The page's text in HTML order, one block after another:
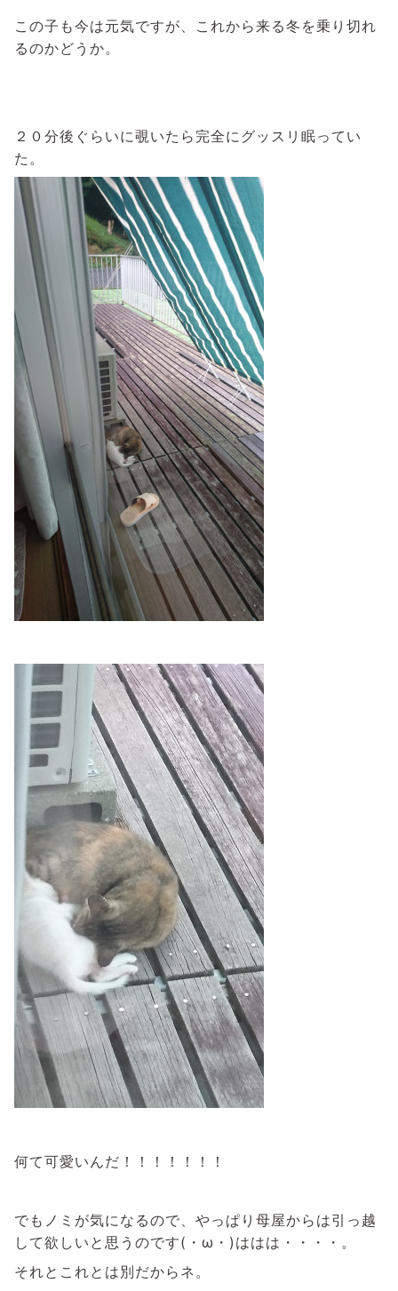
この子も今は元気ですが、これから来る冬を乗り切れ
るのかどうか。
２０分後ぐらいに覗いたら完全にグッスリ眠ってい
た。
何て可愛いんだ！！！！！！！
でもノミが気になるので、やっぱり母屋からは引っ越
して欲しいと思うのです(・ω・)ははは・・・・。
それとこれとは別だからネ。